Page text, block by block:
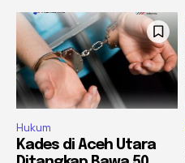
Hukum
Kades di Aceh Utara